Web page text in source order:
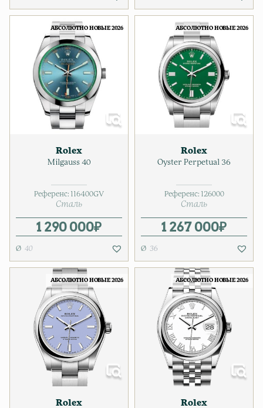
АБСОЛЮТНО НОВЫЕ 2026
Rolex
Milgauss 40
Референс: 116400GV
Сталь
1 290 000₽
40
АБСОЛЮТНО НОВЫЕ 2026
Rolex
Oyster Perpetual 36
Референс: 126000
Сталь
1 267 000₽
36
АБСОЛЮТНО НОВЫЕ 2026
Rolex
АБСОЛЮТНО НОВЫЕ 2026
Rolex